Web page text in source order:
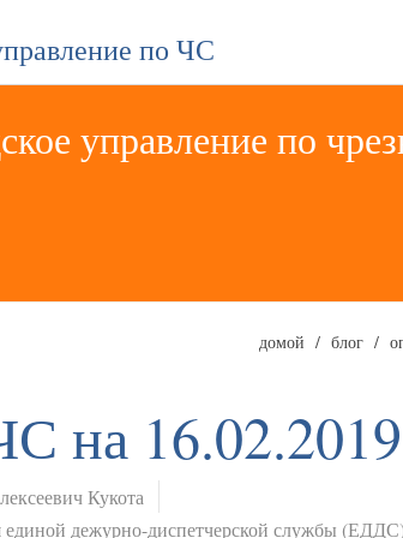
по ЧС
домой блог
на 16.02.2019
Кукота
дежурно-диспетчерской службы